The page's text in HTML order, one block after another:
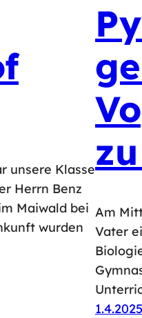
unsere Klasse
Herrn Benz
Maiwald bei
wurden
Am
Vater
1.4.2025